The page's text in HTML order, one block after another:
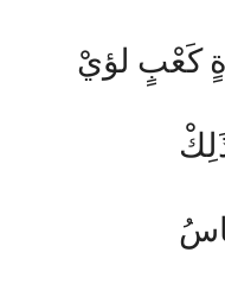
كَعْبٍ لؤيْ